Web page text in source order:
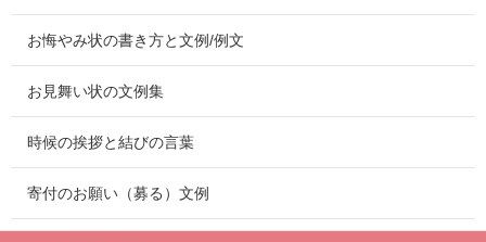
お悔やみ状の書き方と文例/例文
お見舞い状の文例集
時候の挨拶と結びの言葉
寄付のお願い（募る）文例